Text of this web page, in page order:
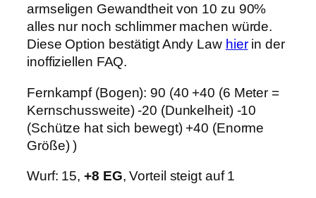
armseligen Gewandtheit von 10 zu 90%
alles nur noch schlimmer machen würde.
Diese Option bestätigt Andy Law hierin der
inoffiziellen FAQ.
Fernkampf (Bogen): 90 (40 +40 (6 Meter =
Kernschussweite) -20 (Dunkelheit) -10
(Schütze hat sich bewegt) +40 (Enorme
Größe) )
Wurf: 15, +8 EG, Vorteil steigt auf 1